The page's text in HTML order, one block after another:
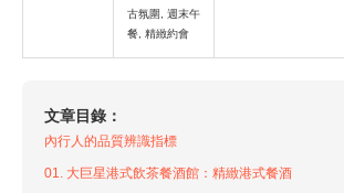
古氛圍, 週末午
餐, 精緻約會
文章目錄：
內行人的品質辨識指標
01. 大巨星港式飲茶餐酒館：精緻港式餐酒